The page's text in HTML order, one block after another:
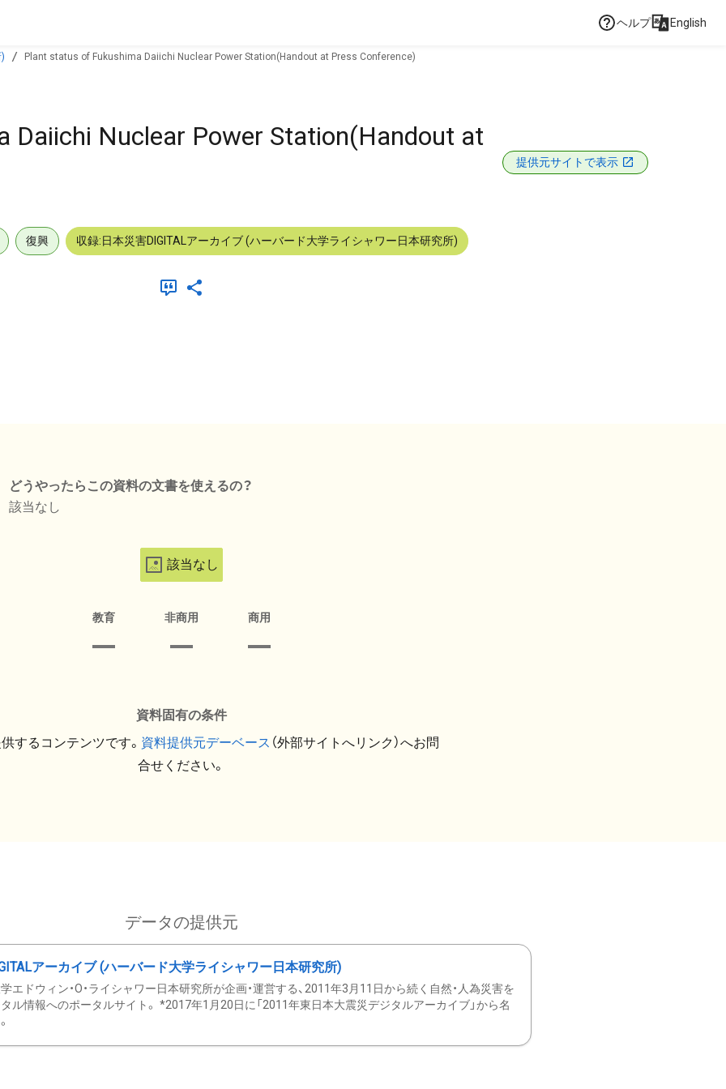
ヘルプ English
Plant status of Fukushima Daiichi Nuclear Power Station(Handout at Press Conference)
Daiichi Nuclear Power Station(Handout at
提供元サイトで表示
復興 収録:日本災害DIGITALアーカイブ (ハーバード大学ライシャワー日本研究所)
どうやったらこの資料の文書を使えるの？
該当なし
該当なし
教育 非商用 商用
資料固有の条件
するコンテンツです。 資料提供元デーベース （外部サイトへリンク）へお問
合せください。
データの提供元
アーカイブ (ハーバード大学ライシャワー日本研究所)
エドウィン・O・ライシャワー日本研究所が企画・運営する、2011年3月11日から続く自然・人為災害を
ル情報へのポータルサイト。 *2017年1月20日に「2011年東日本大震災デジタルアーカイブ」から名